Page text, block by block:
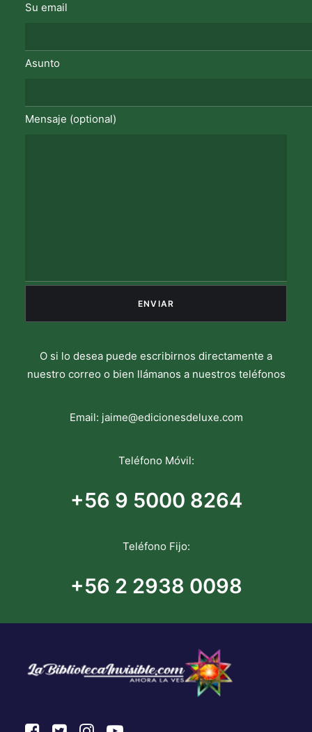
Su email
Asunto
Mensaje (optional)
O si lo desea puede escribirnos directamente a
nuestro correo o bien llámanos a nuestros teléfonos
Email: jaime@edicionesdeluxe.com
Teléfono Móvil:
+56 9 5000 8264
Teléfono Fijo:
+56 2 2938 0098